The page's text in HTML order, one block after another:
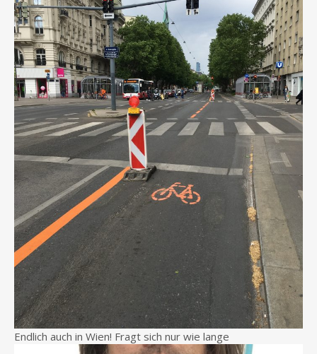
Endlich auch in Wien! Fragt sich nur wie lange